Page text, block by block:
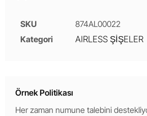
SKU
874AL00022
Kategori
AIRLESS ŞİŞELER
Örnek Politikası
Her zaman numune talebini